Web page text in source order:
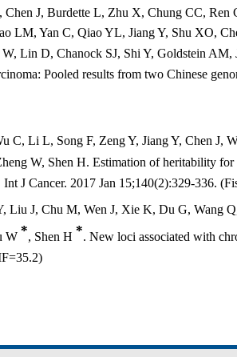
J, Burdette L, Zhu X, Chung CC, Ren
LM, Yan C, Qiao YL, Jiang Y, Shu XO,
Lin D, Chanock SJ, Shi Y, Goldstein AM,
Pooled results from two Chinese
C, Li L, Song F, Zeng Y, Jiang Y, Chen J,
W, Shen H. Estimation of heritability for
J Cancer. 2017 Jan 15;140(2):329-336.
Liu J, Chu M, Wen J, Xie K, Du G, Wang
W *, Shen H *. New loci associated with